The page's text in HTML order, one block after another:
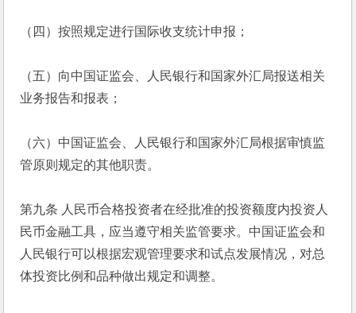
（四）按照规定进行国际收支统计申报；
（五）向中国证监会、人民银行和国家外汇局报送相关
业务报告和报表；
（六）中国证监会、人民银行和国家外汇局根据审慎监
管原则规定的其他职责。
第九条 人民币合格投资者在经批准的投资额度内投资人
民币金融工具，应当遵守相关监管要求。中国证监会和
人民银行可以根据宏观管理要求和试点发展情况，对总
体投资比例和品种做出规定和调整。